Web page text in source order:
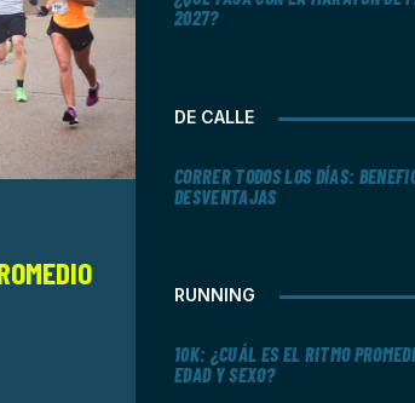
DE CALLE
2027?
RUNNING
CORRER TODOS LOS DÍAS:
DESVENTAJAS
10K: ¿CUÁL ES EL RITMO
EDAD Y SEXO?